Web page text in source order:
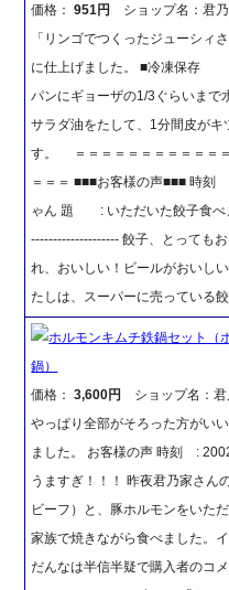
価格：951円
ショップ名：君
「リンゴでつくったジューシィ
に仕上げました。 ■冷凍保存
パンにギョーザの1/3ぐらいまで
サラダ油をたして、1分間皮が
す。 ＝＝＝＝＝＝＝＝＝＝＝
＝＝＝ ■■■お客様の声■■■ 時
ゃん 題 : いただいた餃子食べ
-------------------- 餃子、とっても
れ、おいしい！ビールがおいし
たしは、スーパーに売っている
ホルモンキムチ鉄鍋セット（
鍋）
価格：3,600円
ショップ名：君
やっぱり全部がそろった方がい
ました。 お客様の声 時刻 :
うますぎ！！！ 昨夜君乃家さん
ビーフ）と、豚ホルモンをいた
家族で焼きながら食べました。
だんなは半信半疑で購入者のコ